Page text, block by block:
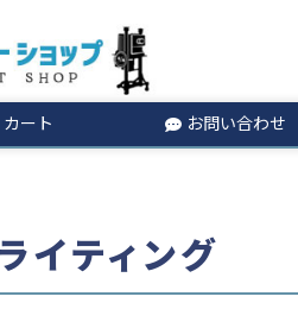
カート お問い合わせ
検索
ライティング